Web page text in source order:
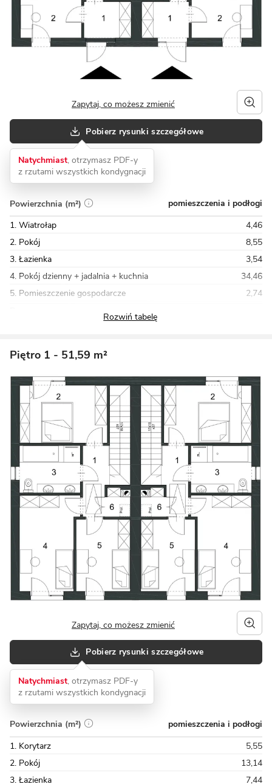
Zapytaj, co możesz zmienić
Pobierz rysunki szczegółowe
Natychmiast, otrzymasz PDF-y
z rzutami wszystkich kondygnacji
Powierzchnia (m²)
pomieszczenia i podłogi
1. Wiatrołap
4,46
2. Pokój
8,55
3. Łazienka
3,54
4. Pokój dzienny + jadalnia + kuchnia
34,46
5. Pomieszczenie gospodarcze
2,74
Piętro 1 - 51,59 m²
Zapytaj, co możesz zmienić
Pobierz rysunki szczegółowe
Natychmiast, otrzymasz PDF-y
z rzutami wszystkich kondygnacji
Powierzchnia (m²)
pomieszczenia i podłogi
1. Korytarz
5,55
2. Pokój
13,14
3. Łazienka
7,44